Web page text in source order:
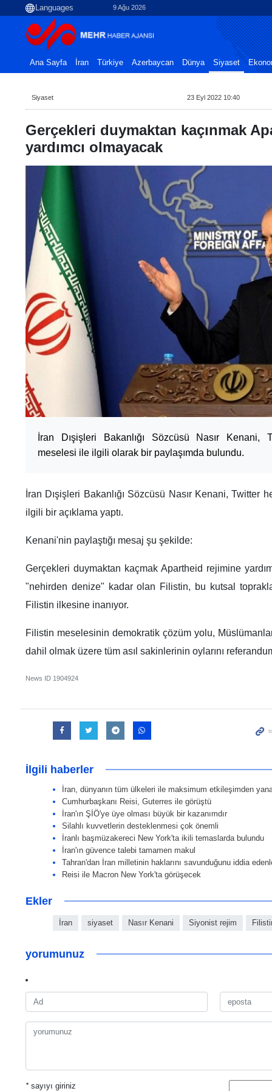
9 Ağu 2026
Ana Sayfa İran Türkiye Azerbaycan Dünya Siyaset
Siyaset 23 Eyl 2022 10:40
Gerçekleri duymaktan kaçınmak
yardımcı olmayacak
İran Dışişleri Bakanlığı Sözcüsü Nasır Kenani,
meselesi ile ilgili olarak bir paylaşımda bulundu.
İran Dışişleri Bakanlığı Sözcüsü Nasır Kenani, Twitter
ilgili bir açıklama yaptı.
Kenani'nin paylaştığı mesaj şu şekilde:
Gerçekleri duymaktan kaçmak Apartheid rejimine
"nehirden denize" kadar olan Filistin, bu kutsal
Filistin ilkesine inanıyor.
​Filistin meselesinin demokratik çözüm yolu,
dahil olmak üzere tüm asıl sakinlerinin oylarını
News ID 1904924
İlgili haberler
İran, dünyanın tüm ülkeleri ile maksimum etkileşimden
Cumhurbaşkanı Reisi, Guterres ile görüştü
İran'ın ŞİÖ'ye üye olması büyük bir kazanımdır
Silahlı kuvvetlerin desteklenmesi çok önemli
İranlı başmüzakereci New York'ta ikili temaslarda bulundu
İran'ın güvence talebi tamamen makul
Tahran'dan İran milletinin haklarını savunduğunu iddia
Reisi ile Macron New York'ta görüşecek
Ekler
İran siyaset Nasır Kenani Siyonist rejim
yorumunuz
*sayıyı giriniz